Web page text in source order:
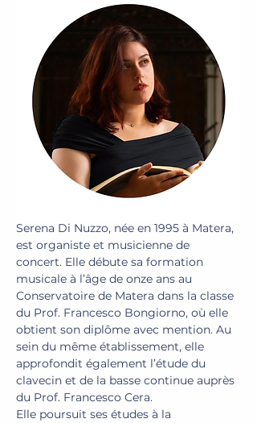
Serena Di Nuzzo, née en 1995 à Matera,
est organiste et musicienne de
concert. Elle débute sa formation
musicale à l’âge de onze ans au
Conservatoire de Matera dans la classe
du Prof. Francesco Bongiorno, où elle
obtient son diplôme avec mention. Au
sein du même établissement, elle
approfondit également l’étude du
clavecin et de la basse continue auprès
du Prof. Francesco Cera.
Elle poursuit ses études à la